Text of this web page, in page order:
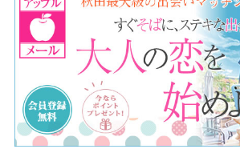
ー